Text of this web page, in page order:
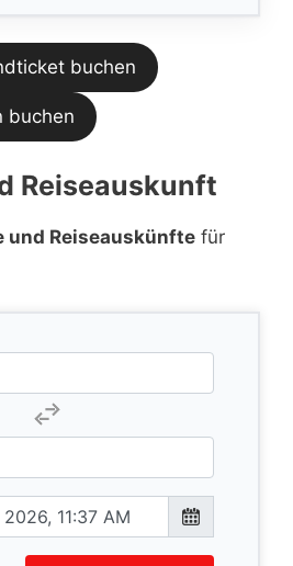
buchen
buchen
Reiseauskunft
und Reiseauskünfte für